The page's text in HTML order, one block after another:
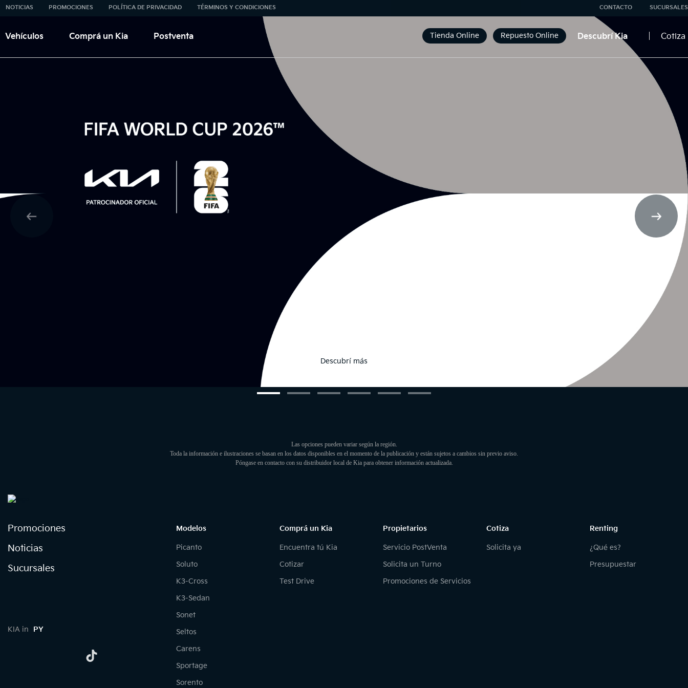
Go to content
Vehículos Comprá un Kia Postventa Descubrí Kia
Repuesto Online
Tienda Online
NOTICIAS PROMOCIONES POLÍTICA DE PRIVACIDAD TÉRMINOS Y CONDICIONES CONTACTO SUCURSALES
Cotiza
Descubrí más
Las opciones pueden variar según la región.
Toda la información e ilustraciones se basan en los datos disponibles en el momento de la publicación y están sujetos a cambios sin previo aviso.
Póngase en contacto con su distribuidor local de Kia para obtener información actualizada.
Promociones
Noticias
Sucursales
KIA in PY
Modelos
Picanto
Soluto
K3-Cross
K3-Sedan
Sonet
Seltos
Carens
Sportage
Sorento
Comprá un Kia
Encuentra tú Kia
Cotizar
Test Drive
Propietarios
Servicio PostVenta
Solicita un Turno
Promociones de Servicios
Cotiza
Solicita ya
Renting
¿Qué es?
Presupuestar